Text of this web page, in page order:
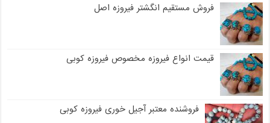
فروش مستقیم انگشتر فیروزه اصل
قیمت انواع فیروزه مخصوص فیروزه کوبی
فروشنده معتبر آجیل خوری فیروزه کوبی